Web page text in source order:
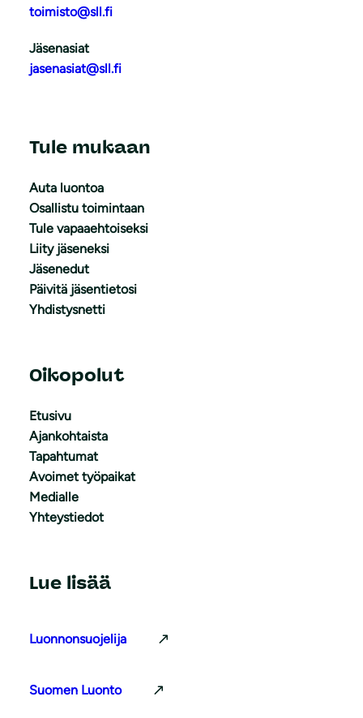
toimisto@sll.fi
Jäsenasiat
jasenasiat@sll.fi
Tule mukaan
Auta luontoa
Osallistu toimintaan
Tule vapaaehtoiseksi
Liity jäseneksi
Jäsenedut
Päivitä jäsentietosi
Yhdistysnetti
Oikopolut
Etusivu
Ajankohtaista
Tapahtumat
Avoimet työpaikat
Medialle
Yhteystiedot
Lue lisää
Luonnonsuojelija
Suomen Luonto